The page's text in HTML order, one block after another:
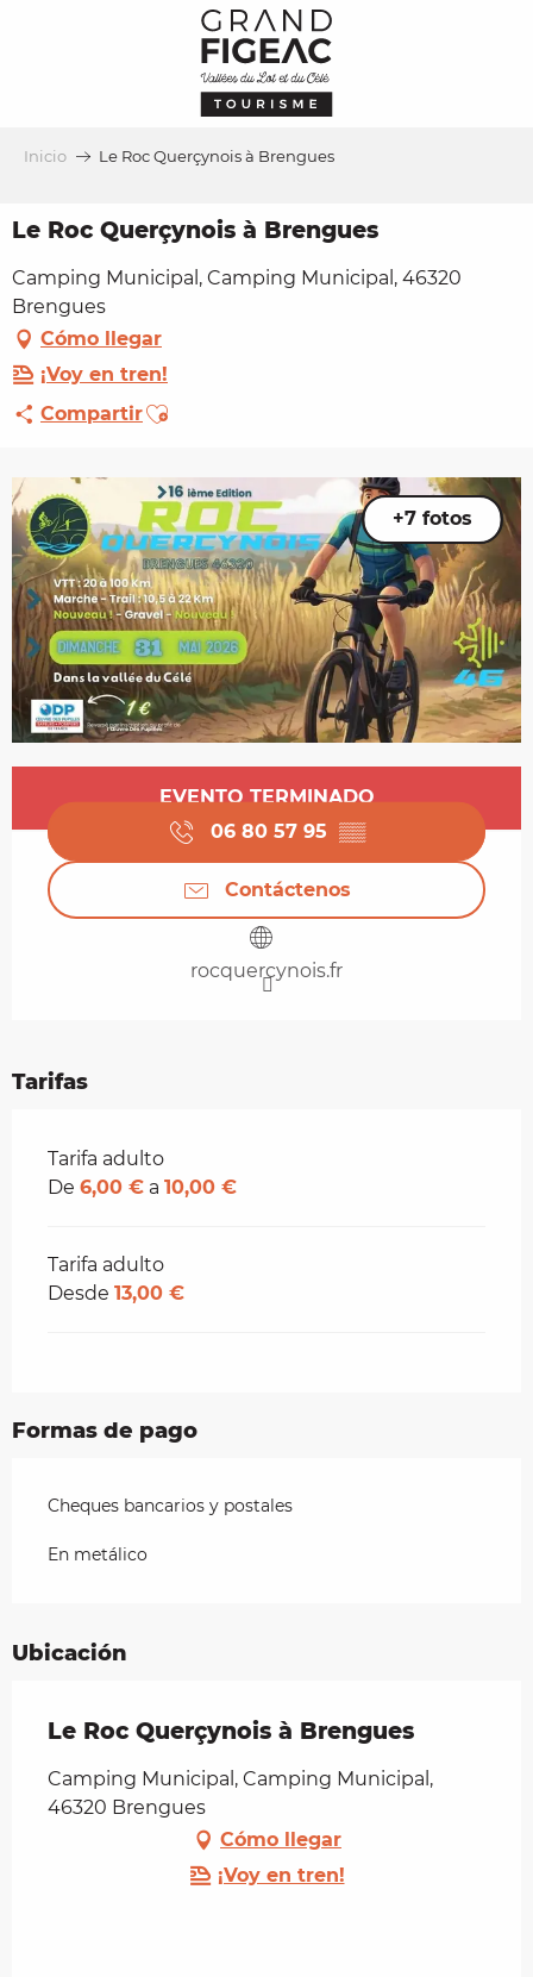
Inicio Le Roc Querçynois à Brengues
Le Roc Querçynois à Brengues
Camping Municipal, Camping Municipal, 46320
Brengues
Cómo llegar
¡Voy en tren!
CompartirAjouter aux favoris
+7 fotos
Horarios y datos de contacto
EVENTO TERMINADO
06 80 57 95 ▒▒
Contáctenos
rocquercynois.fr
Tarifas
Tarifas 2026
Tarifa adulto
De 6,00 € a 10,00 €
Tarifa adulto
Desde 13,00 €
Formas de pago
Cheques bancarios y postales
En metálico
Ubicación
Le Roc Querçynois à Brengues
Camping Municipal, Camping Municipal,
46320 Brengues
Cómo llegar
¡Voy en tren!